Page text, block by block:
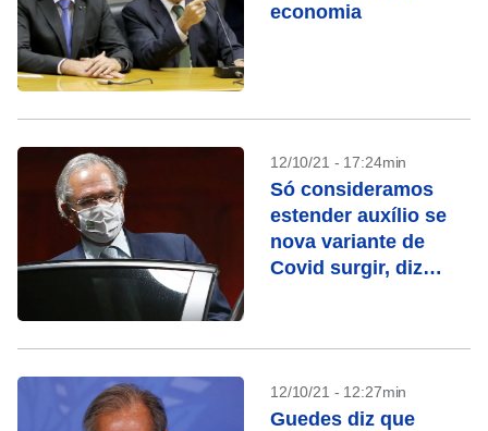
economia
12/10/21 - 17:24min
Só consideramos
estender auxílio se
nova variante de
Covid surgir, diz
12/10/21 - 12:27min
Guedes diz que